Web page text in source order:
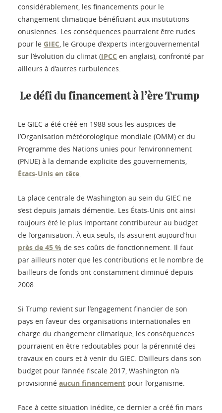
considérablement, les financements pour le
changement climatique bénéficiant aux institutions
onusiennes. Les conséquences pourraient être rudes
pour le GIEC, le Groupe d’experts intergouvernemental
sur l’évolution du climat (IPCC en anglais), confronté par
ailleurs à d’autres turbulences.
Le défi du financement à l’ère Trump
Le GIEC a été créé en 1988 sous les auspices de
l’Organisation météorologique mondiale (OMM) et du
Programme des Nations unies pour l’environnement
(PNUE) à la demande explicite des gouvernements,
États-Unis en tête.
La place centrale de Washington au sein du GIEC ne
s’est depuis jamais démentie. Les États-Unis ont ainsi
toujours été le plus important contributeur au budget
de l’organisation. À eux seuls, ils assurent aujourd’hui
près de 45 % de ses coûts de fonctionnement. Il faut
par ailleurs noter que les contributions et le nombre de
bailleurs de fonds ont constamment diminué depuis
2008.
Si Trump revient sur l’engagement financier de son
pays en faveur des organisations internationales en
charge du changement climatique, les conséquences
pourraient en être redoutables pour la pérennité des
travaux en cours et à venir du GIEC. D’ailleurs dans son
budget pour l’année fiscale 2017, Washington n’a
provisionné aucun financement pour l’organisme.
Face à cette situation inédite, ce dernier a créé fin mars